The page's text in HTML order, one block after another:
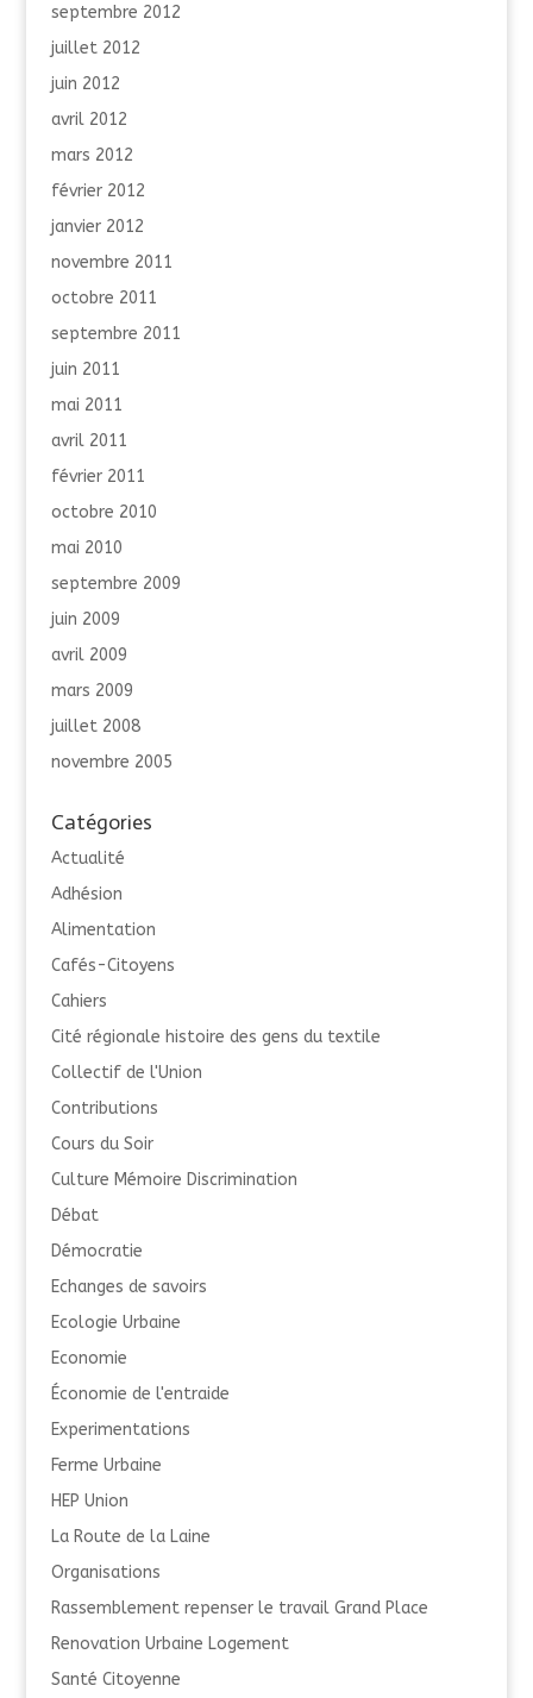
septembre 2012
juillet 2012
juin 2012
avril 2012
mars 2012
février 2012
janvier 2012
novembre 2011
octobre 2011
septembre 2011
juin 2011
mai 2011
avril 2011
février 2011
octobre 2010
mai 2010
septembre 2009
juin 2009
avril 2009
mars 2009
juillet 2008
novembre 2005
Catégories
Actualité
Adhésion
Alimentation
Cafés-Citoyens
Cahiers
Cité régionale histoire des gens du textile
Collectif de l'Union
Contributions
Cours du Soir
Culture Mémoire Discrimination
Débat
Démocratie
Echanges de savoirs
Ecologie Urbaine
Economie
Économie de l'entraide
Experimentations
Ferme Urbaine
HEP Union
La Route de la Laine
Organisations
Rassemblement repenser le travail Grand Place
Renovation Urbaine Logement
Santé Citoyenne